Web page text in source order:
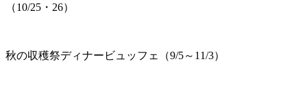
（10/25・26）
秋の収穫祭ディナービュッフェ（9/5～11/3）